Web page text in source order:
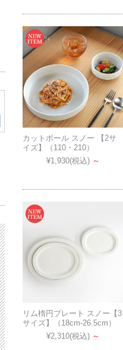
カットボール スノー 【2サ
イズ】（110・210）
¥1,930(税込) ～
リム楕円プレート スノー【3
サイズ】（18cm-26.5cm）
¥2,310(税込) ～